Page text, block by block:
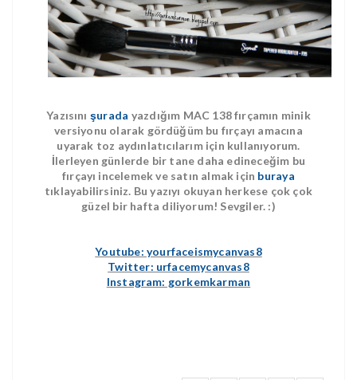
Yazısını şurada yazdığım MAC 138 fırçamın minik
versiyonu olarak gördüğüm bu fırçayı amacına
uyarak toz aydınlatıcılarım için kullanıyorum.
İlerleyen günlerde bir tane daha edineceğim bu
fırçayı incelemek ve satın almak için buraya
tıklayabilirsiniz. Bu yazıyı okuyan herkese çok çok
güzel bir hafta diliyorum! Sevgiler. :)
Youtube: yourfaceismycanvas8
Twitter: urfacemycanvas8
Instagram: gorkemkarman